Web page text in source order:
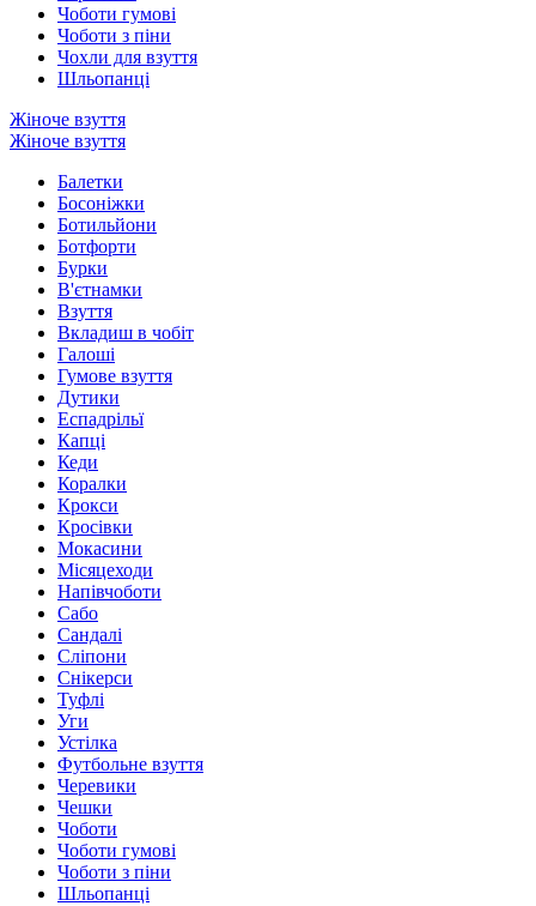
Чоботи гумові
Чоботи з піни
Чохли для взуття
Шльопанці
Жіноче взуття
Жіноче взуття
Балетки
Босоніжки
Ботильйони
Ботфорти
Бурки
В'єтнамки
Взуття
Вкладиш в чобіт
Галоші
Гумове взуття
Дутики
Еспадрільї
Капці
Кеди
Коралки
Крокси
Кросівки
Мокасини
Місяцеходи
Напівчоботи
Сабо
Сандалі
Сліпони
Снікерси
Туфлі
Уги
Устілка
Футбольне взуття
Черевики
Чешки
Чоботи
Чоботи гумові
Чоботи з піни
Шльопанці